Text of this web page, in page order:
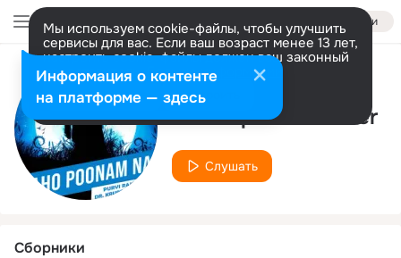
Войти
Мы используем cookie-файлы, чтобы улучшить
сервисы для вас. Если ваш возраст менее 13 лет,
настроить cookie-файлы должен ваш законный
представитель. Больше информации
Разрешить все Настроить
Исполнитель
Dr. Krupesh Thacker
Слушать
Сборники
Информация о контенте
на платформе — здесь